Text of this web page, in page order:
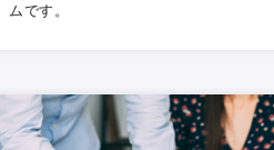
ムです。